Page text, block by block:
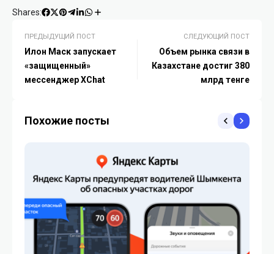
Shares:
ПРЕДЫДУЩИЙ ПОСТ
Илон Маск запускает
«защищенный»
мессенджер XChat
СЛЕДУЮЩИЙ ПОСТ
Объем рынка связи в
Казахстане достиг 380
млрд тенге
Похожие посты